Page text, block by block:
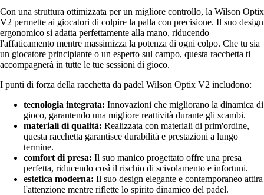
Con una struttura ottimizzata per un migliore controllo, la Wilson Optix
V2 permette ai giocatori di colpire la palla con precisione. Il suo design
ergonomico si adatta perfettamente alla mano, riducendo
l'affaticamento mentre massimizza la potenza di ogni colpo. Che tu sia
un giocatore principiante o un esperto sul campo, questa racchetta ti
accompagnerà in tutte le tue sessioni di gioco.
I punti di forza della racchetta da padel Wilson Optix V2 includono:
tecnologia integrata: Innovazioni che migliorano la dinamica di
gioco, garantendo una migliore reattività durante gli scambi.
materiali di qualità: Realizzata con materiali di prim'ordine,
questa racchetta garantisce durabilità e prestazioni a lungo
termine.
comfort di presa: Il suo manico progettato offre una presa
perfetta, riducendo così il rischio di scivolamento e infortuni.
estetica moderna: Il suo design elegante e contemporaneo attira
l'attenzione mentre riflette lo spirito dinamico del padel.